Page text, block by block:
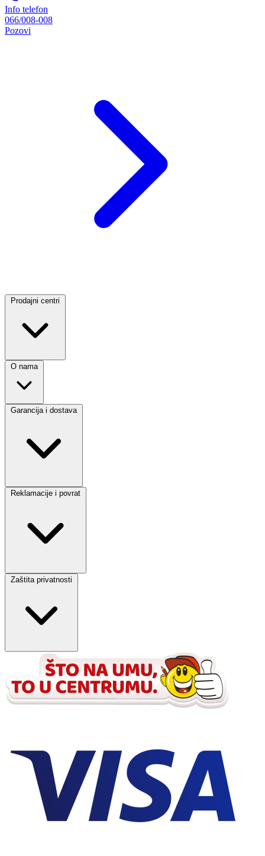
Info telefon
066/008-008
Pozovi
Prodajni centri
O nama
Garancija i dostava
Reklamacije i povrat
Zaštita privatnosti